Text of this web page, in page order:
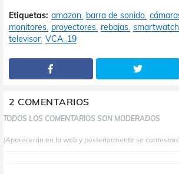
Etiquetas: amazon barra de sonido
monitores proyectores rebajas smartwatch
televisor VCA_19
2 COMENTARIOS
TODOS LOS COMENTARIOS SON MODERADOS
(Aparecerán en la web y posteriormente se